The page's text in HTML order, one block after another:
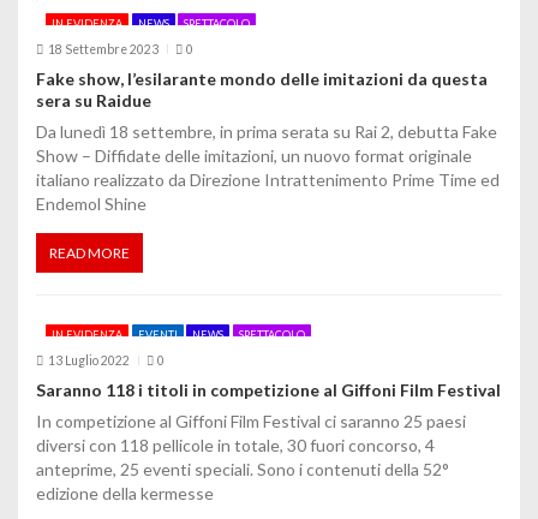
o
n
e
a
r
t
c
o
l
i
IN EVIDENZA NEWS SPETTACOLO
18 Settembre 2023 0
Fake show, l’esilarante mondo delle imitazioni da questa
sera su Raidue
Da lunedì 18 settembre, in prima serata su Rai 2, debutta Fake
Show – Diffidate delle imitazioni, un nuovo format originale
italiano realizzato da Direzione Intrattenimento Prime Time ed
Endemol Shine
READ MORE
IN EVIDENZA EVENTI NEWS SPETTACOLO
13 Luglio 2022 0
Saranno 118 i titoli in competizione al Giffoni Film Festival
In competizione al Giffoni Film Festival ci saranno 25 paesi
diversi con 118 pellicole in totale, 30 fuori concorso, 4
anteprime, 25 eventi speciali. Sono i contenuti della 52°
edizione della kermesse